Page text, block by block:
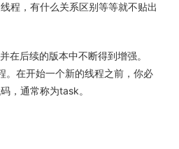
程，有什么关系区别等等就不贴出
在后续的版本中不断得到增强。
。在开始一个新的线程之前，你必
，通常称为task。